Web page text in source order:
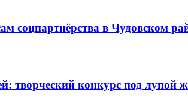
соцпартнёрства в Чудовском
творческий конкурс под лупой